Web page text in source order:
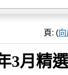
頁: (
3月精